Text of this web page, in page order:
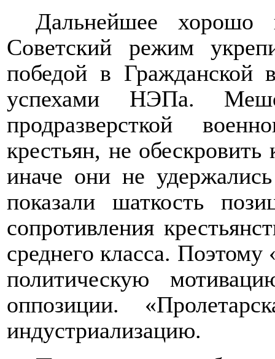
Дальнейшее хорошо
Советский режим
победой в Гражданской
успехами НЭПа.
продразверсткой
крестьян, не
иначе они не
показали шаткость
сопротивления
среднего класса.
политическую
оппозиции.
индустриализацию.